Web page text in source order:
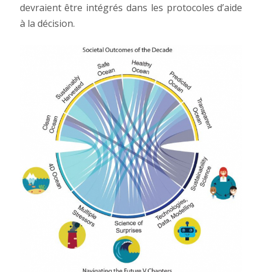
devraient être intégrés dans les protocoles d’aide
à la décision.